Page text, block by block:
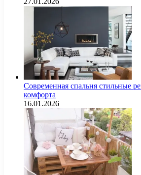
Современная спальня стильные
комфорта
16.01.2026